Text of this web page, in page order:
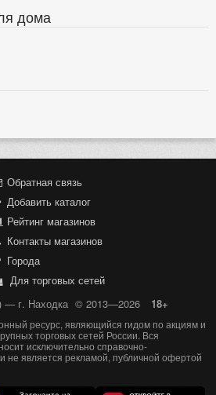
дома
Обратная связь
Добавить каталог
Рейтинг магазинов
Контакты магазинов
Города
Для торговых сетей
— г. Находка © 2013—2026 18+
ресурс, являющийся гидом по акциям и
торговых сетей России. Вся
исключительно справочно-
не является рекламой, публичной офертой